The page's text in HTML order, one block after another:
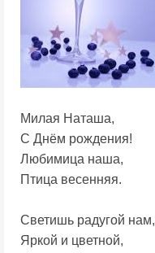
Милая Наташа,
С Днём рождения!
Любимица наша,
Птица весенняя.
Светишь радугой нам,
Яркой и цветной,